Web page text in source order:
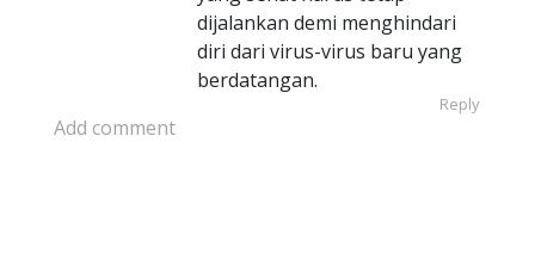
dijalankan demi menghindari
diri dari virus-virus baru yang
berdatangan.
Reply
Add comment